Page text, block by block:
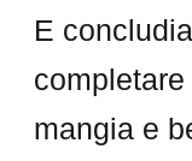
E
mangia e